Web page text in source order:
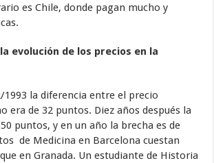
es Chile, donde pagan mucho y
evolución de los precios en la
1993 la diferencia entre el precio
era de 32 puntos. Diez años después la
puntos, y en un año la brecha es de
de Medicina en Barcelona cuestan
en Granada. Un estudiante de Historia